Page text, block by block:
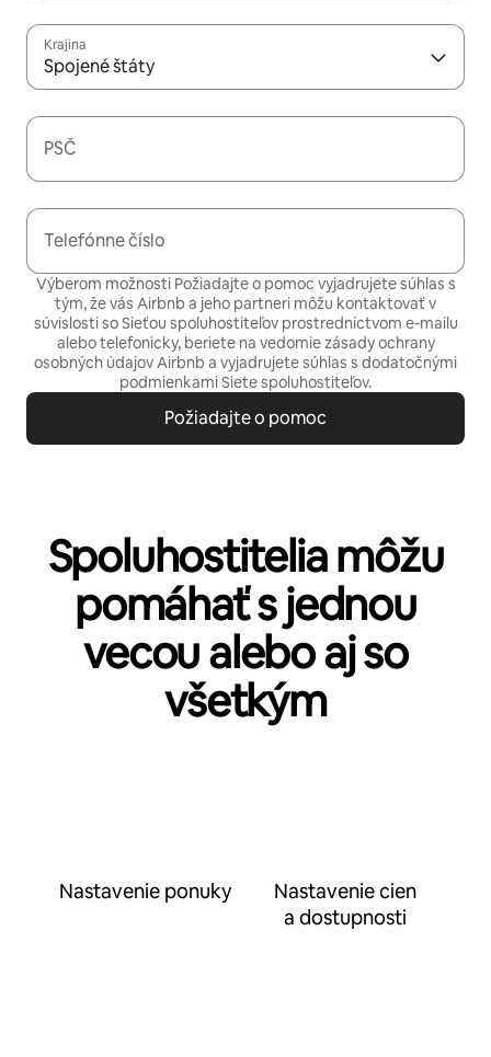
Krajina
Spojené štáty
PSČ
Telefónne číslo
Výberom možnosti Požiadajte o pomoc vyjadrujete súhlas s
tým, že vás Airbnb a jeho partneri môžu kontaktovať v
súvislosti so Sieťou spoluhostiteľov prostredníctvom e-mailu
alebo telefonicky, beriete na vedomiezásady ochrany
osobných údajovAirbnb a vyjadrujete súhlas s dodatočnými
podmienkami Siete spoluhostiteľov.
Požiadajte o pomoc
Spoluhostitelia môžu
pomáhať s jednou
vecou alebo aj so
všetkým
Nastavenie ponuky
Nastavenie cien
a dostupnosti